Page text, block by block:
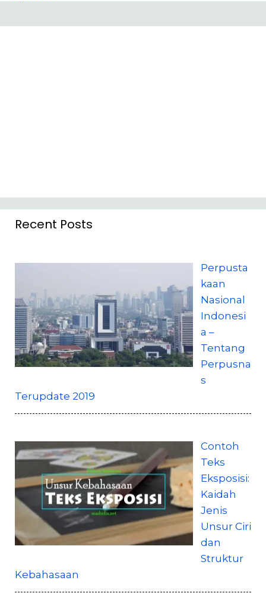
Recent Posts
Perpusta
kaan
Nasional
Indonesi
a –
Tentang
Perpusna
s
Terupdate 2019
Contoh
Teks
Eksposisi:
Kaidah
Jenis
Unsur Ciri
dan
Struktur
Kebahasaan